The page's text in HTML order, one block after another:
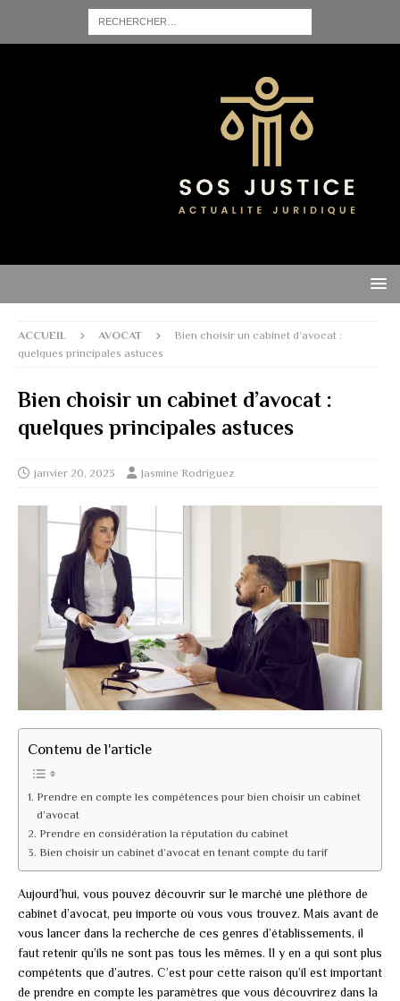
ACCUEIL AVOCAT
Bien choisir un cabinet d’avocat :
quelques principales astuces
Bien choisir un cabinet d’avocat :
quelques principales astuces
janvier 20, 2023 Jasmine Rodriguez
Contenu de l'article
Prendre en compte les compétences pour bien choisir un cabinet
d’avocat
Prendre en considération la réputation du cabinet
Bien choisir un cabinet d’avocat en tenant compte du tarif
Aujourd’hui, vous pouvez découvrir sur le marché une pléthore de
cabinet d’avocat, peu importe où vous vous trouvez. Mais avant de
vous lancer dans la recherche de ces genres d’établissements, il
faut retenir qu’ils ne sont pas tous les mêmes. Il y en a qui sont plus
compétents que d’autres. C’est pour cette raison qu’il est important
de prendre en compte les paramètres que vous découvrirez dans la